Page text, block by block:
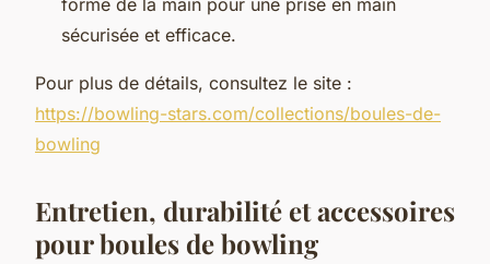
sécurisée et efficace.
Pour plus de détails, consultez le site :
https://bowling-stars.com/collections/boules-de-
bowling
Entretien, durabilité et accessoires
pour boules de bowling